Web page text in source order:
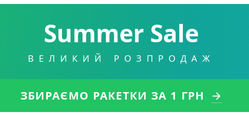
Summer Sale
ВЕЛИКИЙ РОЗПРОДАЖ
ЗБИРАЄМО РАКЕТКИ ЗА 1 ГРН →